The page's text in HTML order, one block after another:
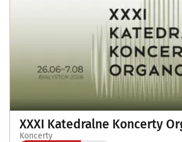
XXXI Katedralne Koncerty
Koncerty